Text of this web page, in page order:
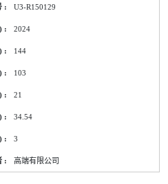
U3-R150129
2024
144
103
21
34.54
3
高端有限公司